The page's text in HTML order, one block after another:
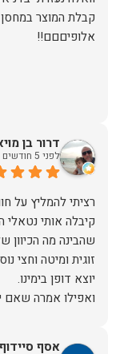
קבלת המוצר במחסן
אלופיםםם!!
דרור בן
לפני 5 חודשים
רציתי להמליץ על
קיבלה אותי
שהבינה מה הכיוון
זוגית ומיטה וחצי
אסף סיידוף